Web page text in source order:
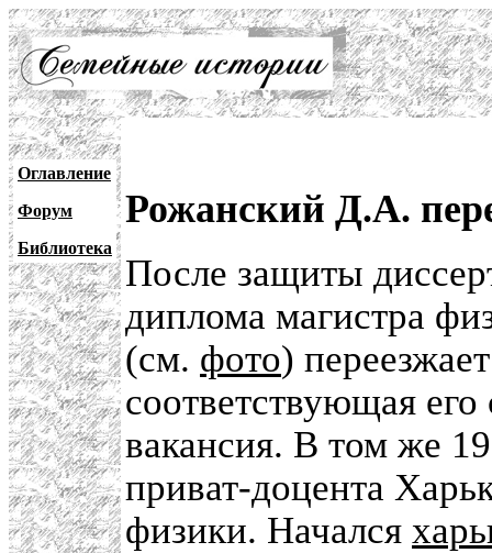
Оглавление
Форум
Библиотека
Рожанский Д.А.
После защиты
диплома магистра
(см. фото)
соответствующая его
вакансия. В том же
приват-доцента
физики. Начался